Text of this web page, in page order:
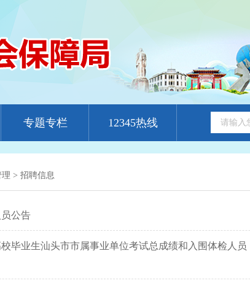
专题专栏 12345热线
> 招聘信息
公告
毕业生汕头市市属事业单位考试总成绩和入围体检人员